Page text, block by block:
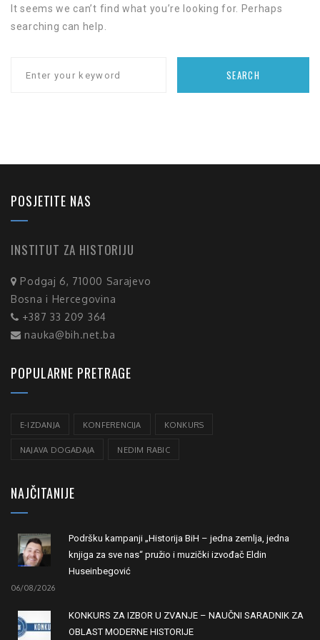
It seems we can’t find what you’re looking for. Perhaps
searching can help.
SEARCH
POSJETITE NAS
INSTITUT ZA HISTORIJU
Podgaj 6, 71000 Sarajevo
Bosna i Hercegovina
+387 33 209 364
nauka@bih.net.ba
POPULARNE PRETRAGE
E-IZDANJA KONFERENCIJA KONKURS
NAJAVA DOGAĐAJA NEDIM RABIC
NAJČITANIJE
Podršku kampanji „Historija BiH – jedna zemlja, jedna
knjiga za sve nas“ pružio i muzički izvođač Eldin
Huseinbegović
06/08/2026
KONKURS ZA IZBOR U ZVANJE – NAUČNI SARADNIK ZA
OBLAST MODERNE HISTORIJE